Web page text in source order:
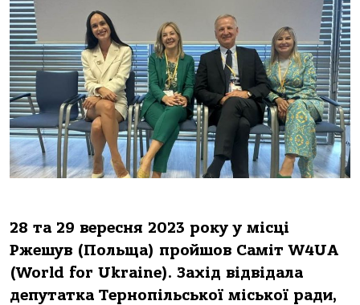
28 та 29 вересня 2023 року у місці
Ржешув (Польща) пройшов Саміт W4UA
(World for Ukraine). Захід відвідала
депутатка Тернопільської міської ради,